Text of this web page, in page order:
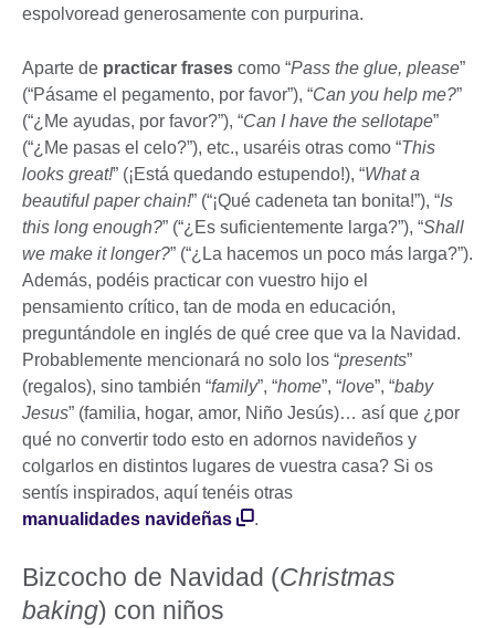
espolvoread generosamente con purpurina.
Aparte de practicar frases como “Pass the glue, please”
(“Pásame el pegamento, por favor”), “Can you help me?”
(“¿Me ayudas, por favor?”), “Can I have the sellotape”
(“¿Me pasas el celo?”), etc., usaréis otras como “This
looks great!” (¡Está quedando estupendo!), “What a
beautiful paper chain!” (“¡Qué cadeneta tan bonita!”), “Is
this long enough?” (“¿Es suficientemente larga?”), “Shall
we make it longer?” (“¿La hacemos un poco más larga?”).
Además, podéis practicar con vuestro hijo el
pensamiento crítico, tan de moda en educación,
preguntándole en inglés de qué cree que va la Navidad.
Probablemente mencionará no solo los “presents”
(regalos), sino también “family”, “home”, “love”, “baby
Jesus” (familia, hogar, amor, Niño Jesús)… así que ¿por
qué no convertir todo esto en adornos navideños y
colgarlos en distintos lugares de vuestra casa? Si os
sentís inspirados, aquí tenéis otras
manualidades navideñas
.
Bizcocho de Navidad (Christmas
baking) con niños